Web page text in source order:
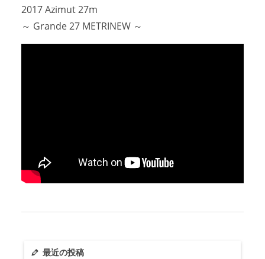
アクセスマップ
Contact us
お問い合わせ
2017 Azimut 27m
～ Grande 27 METRINEW ～
最近の投稿